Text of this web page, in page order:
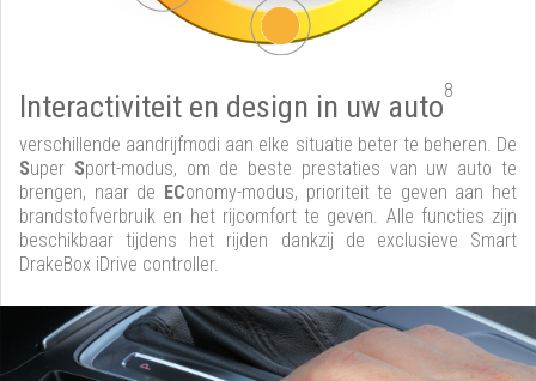
Interactiviteit en design in uw auto8
verschillende aandrijfmodi aan elke situatie beter te beheren. De
Super Sport-modus, om de beste prestaties van uw auto te
brengen, naar de EConomy-modus, prioriteit te geven aan het
brandstofverbruik en het rijcomfort te geven. Alle functies zijn
beschikbaar tijdens het rijden dankzij de exclusieve Smart
DrakeBox iDrive controller.